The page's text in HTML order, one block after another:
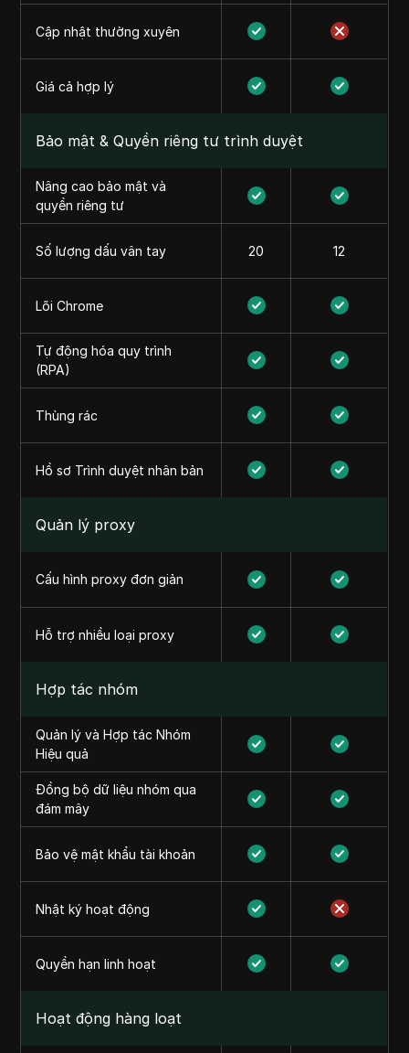
Cập nhật thường xuyên
Giá cả hợp lý
Bảo mật & Quyền riêng tư trình duyệt
Nâng cao bảo mật và
quyền riêng tư
Số lượng dấu vân tay 20 12
Lõi Chrome
Tự động hóa quy trình
(RPA)
Thùng rác
Hồ sơ Trình duyệt nhân bản
Quản lý proxy
Cấu hình proxy đơn giản
Hỗ trợ nhiều loại proxy
Hợp tác nhóm
Quản lý và Hợp tác Nhóm
Hiệu quả
Đồng bộ dữ liệu nhóm qua
đám mây
Bảo vệ mật khẩu tài khoản
Nhật ký hoạt động
Quyền hạn linh hoạt
Hoạt động hàng loạt